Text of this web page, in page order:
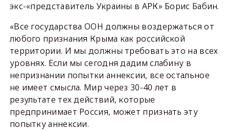
экс-«представитель Украины в АРК» Борис Бабин.
«Все государства ООН должны воздержаться от
любого признания Крыма как российской
территории. И мы должны требовать это на всех
уровнях. Если мы сегодня дадим слабину в
непризнании попытки аннексии, все остальное
не имеет смысла. Мир через 30-40 лет в
результате тех действий, которые
предпринимает Россия, может признать эту
попытку аннексии.